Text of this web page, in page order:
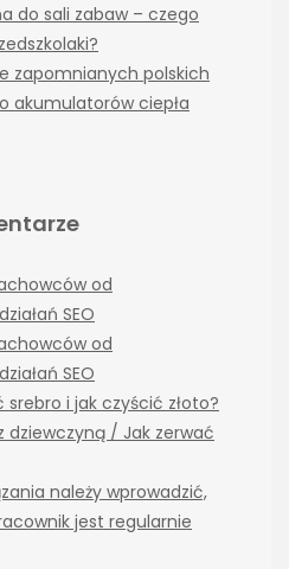
do sali zabaw – czego
zapomnianych polskich
akumulatorów ciepła
od
SEO
od
SEO
srebro i jak czyścić złoto?
dziewczyną / Jak zerwać
należy wprowadzić,
jest regularnie